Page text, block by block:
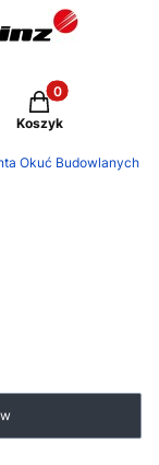
Produkty w
Koszyk
Okuć Budowlanych